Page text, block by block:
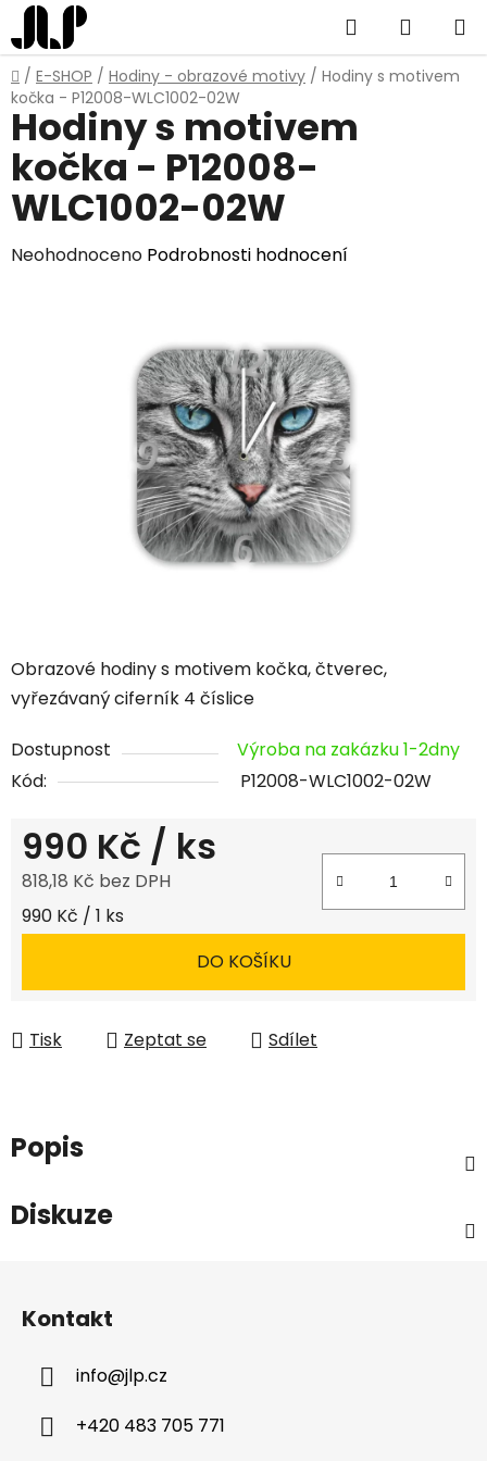
Přejít
na
obsah
Hledat
KOŠÍK
Domů
/ E-SHOP / Hodiny - obrazové motivy / Hodiny s motivem
kočka - P12008-WLC1002-02W
Obrazové hodiny s motivem kočka, čtverec,
vyřezávaný ciferník 4 číslice
Dostupnost
Výroba na zakázku 1-2dny
Kód:
P12008-WLC1002-02W
990 Kč / ks
818,18 Kč bez DPH
Měrná cena:
990 Kč / 1 ks
DO KOŠÍKU
Tisk Zeptat se Sdílet
Hodiny s motivem
kočka - P12008-
WLC1002-02W
Průměrné
Neohodnoceno Podrobnosti hodnocení
Popis
Diskuze
Kontakt
info@jlp.cz
+420 483 705 771